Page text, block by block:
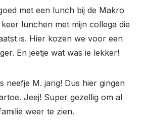
met een lunch bij de Makro
lunchen met mijn collega die
is. Hier kozen we voor een
En jeetje wat was ie lekker!
neefje M. jarig! Dus hier gingen
Jeej! Super gezellig om al
weer te zien.